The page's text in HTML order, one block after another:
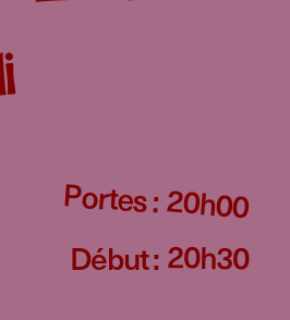
Portes :20h00
Début :20h30